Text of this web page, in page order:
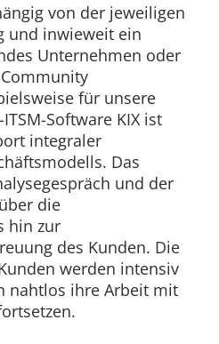
von der jeweiligen
und inwieweit ein
Unternehmen oder
für unsere
Software KIX ist
integraler
Das
und der
die
hin zur
des Kunden. Die
werden intensiv
nahtlos ihre Arbeit mit